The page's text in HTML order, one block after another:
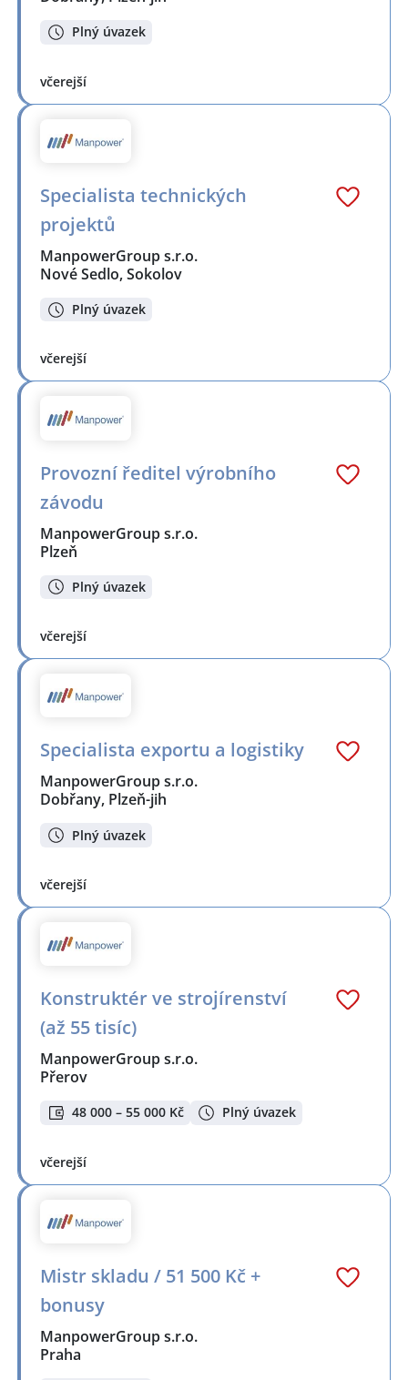
Plný úvazek
včerejší
Specialista technických
projektů
ManpowerGroup s.r.o.
Nové Sedlo, Sokolov
Plný úvazek
včerejší
Provozní ředitel výrobního
závodu
ManpowerGroup s.r.o.
Plzeň
Plný úvazek
včerejší
Specialista exportu a logistiky
ManpowerGroup s.r.o.
Dobřany, Plzeň-jih
Plný úvazek
včerejší
Konstruktér ve strojírenství
(až 55 tisíc)
ManpowerGroup s.r.o.
Přerov
48 000 – 55 000 Kč Plný úvazek
včerejší
Mistr skladu / 51 500 Kč +
bonusy
ManpowerGroup s.r.o.
Praha